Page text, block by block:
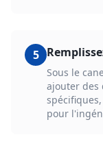
5
Sous le
ajouter des
pour